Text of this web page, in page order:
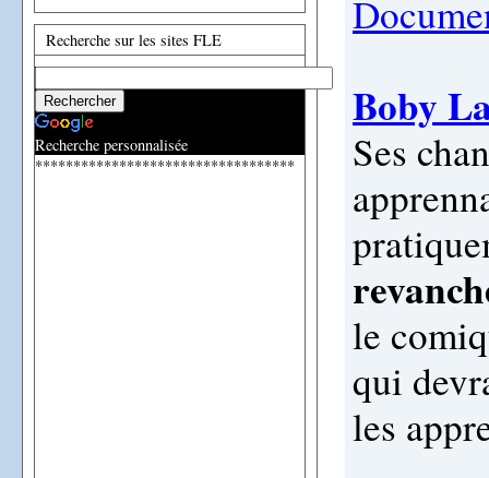
Recherche sur les sites FLE
Recherche personnalisée
**********************************
Boby
Ses
le
qui
les